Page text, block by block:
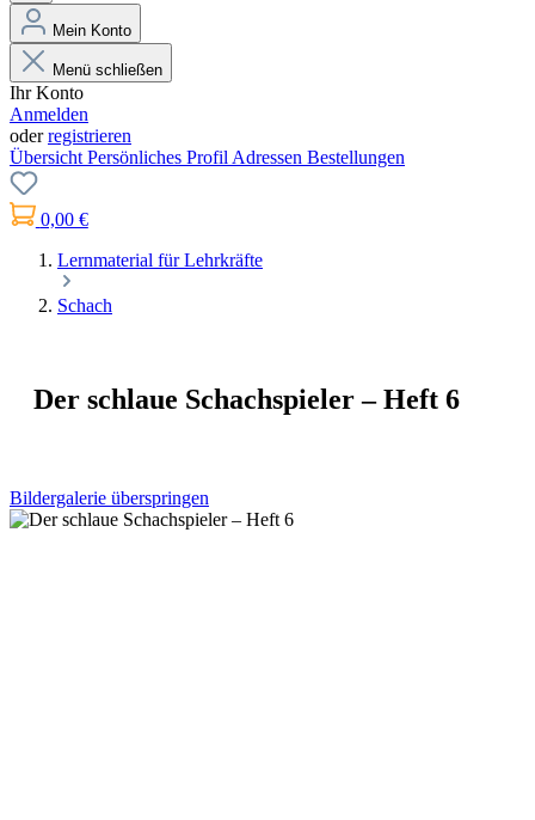
Mein Konto
Menü schließen
Ihr Konto
Anmelden
oderregistrieren
Übersicht Persönliches Profil Adressen Bestellungen
0,00 €
Lernmaterial für Lehrkräfte
Schach
Der schlaue Schachspieler – Heft 6
Bildergalerie überspringen